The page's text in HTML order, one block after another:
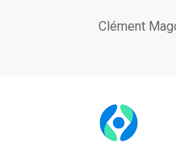
Clément